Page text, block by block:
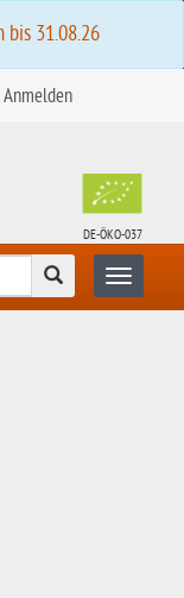
bis 31.08.26
Anmelden
DE-ÖKO-037
Suchen Toggle